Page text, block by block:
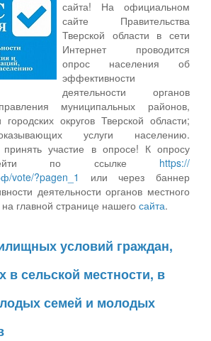
сайта! На официальном
сайте Правительства
Тверской области в сети
Интернет проводится
опрос населения об
эффективности
деятельности органов
муниципальных районов,
округов Тверской области;
услуги населению.
участие в опросе! К опросу
по ссылке https://
vote/?pagen_1
или через баннер
деятельности органов местного
главной странице нашего сайта.
условий граждан,
сельской местности, в
семей и молодых